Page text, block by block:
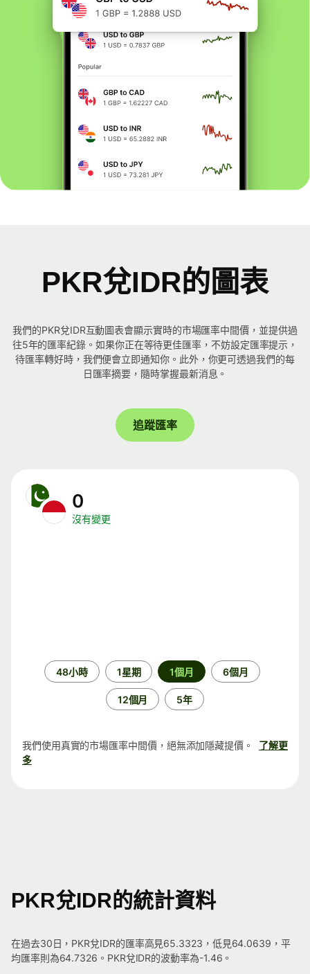
PKR兌IDR的圖表
我們的PKR兌IDR互動圖表會顯示實時的市場匯率中間價，並提供過
往5年的匯率紀錄。如果你正在等待更佳匯率，不妨設定匯率提示，
待匯率轉好時，我們便會立即通知你。此外，你更可透過我們的每
日匯率摘要，隨時掌握最新消息。
追蹤匯率
0
沒有變更
48小時 1星期 1個月 6個月
12個月 5年
我們使用真實的市場匯率中間價，絕無添加隱藏提價。
了解更
多
PKR兌IDR的統計資料
在過去30日，PKR兌IDR的匯率高見65.3323，低見64.0639，平
均匯率則為64.7326。PKR兌IDR的波動率為-1.46。